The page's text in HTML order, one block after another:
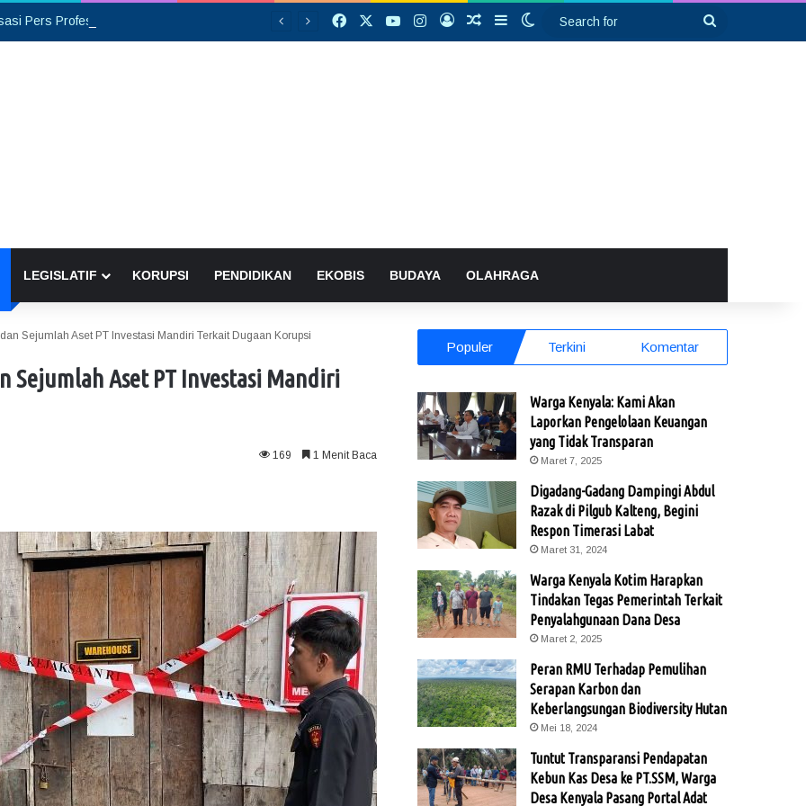
Facebook YouTubeInstagram
Log InRandom Article
SidebarSwitch skin
LEGISLATIF KORUPSI PENDIDIKAN EKOBIS BUDAYA OLAHRAGA
Sejumlah Aset PT Investasi Mandiri Terkait Dugaan Korupsi
Sejumlah Aset PT Investasi Mandiri
169 1 Menit Baca
Populer Terkini Komentar
Warga Kenyala: Kami Akan
Laporkan Pengelolaan Keuangan
yang Tidak Transparan
Maret 7, 2025
Digadang-Gadang Dampingi Abdul
Razak di Pilgub Kalteng, Begini
Respon Timerasi Labat
Maret 31, 2024
Warga Kenyala Kotim Harapkan
Tindakan Tegas Pemerintah Terkait
Penyalahgunaan Dana Desa
Maret 2, 2025
Peran RMU Terhadap Pemulihan
Serapan Karbon dan
Keberlangsungan Biodiversity Hutan
Mei 18, 2024
Tuntut Transparansi Pendapatan
Kebun Kas Desa ke PT.SSM, Warga
Desa Kenyala Pasang Portal Adat